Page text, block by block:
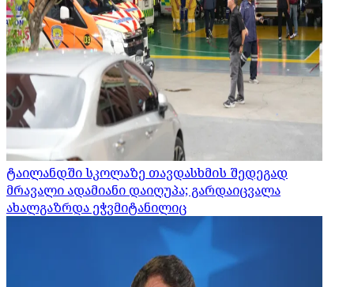
ტაილანდში სკოლაზე თავდასხმის შედეგად
მრავალი ადამიანი დაიღუპა; გარდაიცვალა
ახალგაზრდა ეჭვმიტანილიც